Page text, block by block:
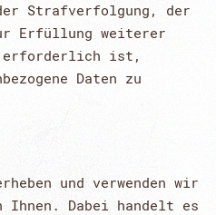
Strafverfolgung, der
Erfüllung weiterer
erforderlich ist,
Daten zu
und verwenden wir
Ihnen. Dabei handelt es